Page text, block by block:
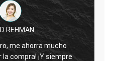
REHMAN
me ahorra mucho
compra! ¡Y siempre